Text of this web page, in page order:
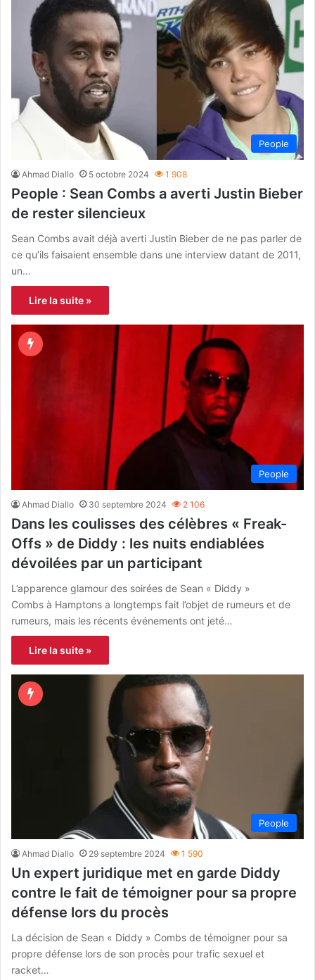
People
Ahmad Diallo 5 octobre 2024 1 908
People : Sean Combs a averti Justin Bieber
de rester silencieux
Sean Combs avait déjà averti Justin Bieber de ne pas parler de
ce qu’ils faisaient ensemble dans une interview datant de 2011,
un…
Lire la suite »
People
Ahmad Diallo 30 septembre 2024 2 106
Dans les coulisses des célèbres « Freak-
Offs » de Diddy : les nuits endiablées
dévoilées par un participant
L’apparence glamour des soirées de Sean « Diddy »
Combs à Hamptons a longtemps fait l’objet de rumeurs et de
rumeurs, mais les récents événements ont jeté…
Lire la suite »
People
Ahmad Diallo 29 septembre 2024 1 590
Un expert juridique met en garde Diddy
contre le fait de témoigner pour sa propre
défense lors du procès
La décision de Sean « Diddy » Combs de témoigner pour sa
propre défense lors de son procès pour trafic sexuel et
racket…